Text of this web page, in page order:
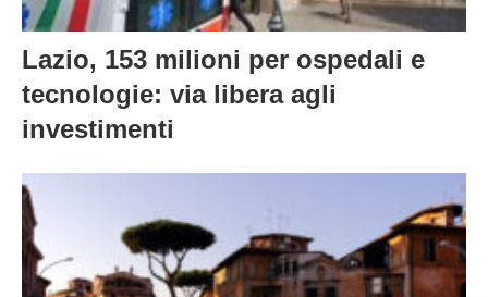
Lazio, 153 milioni per ospedali e
tecnologie: via libera agli
investimenti